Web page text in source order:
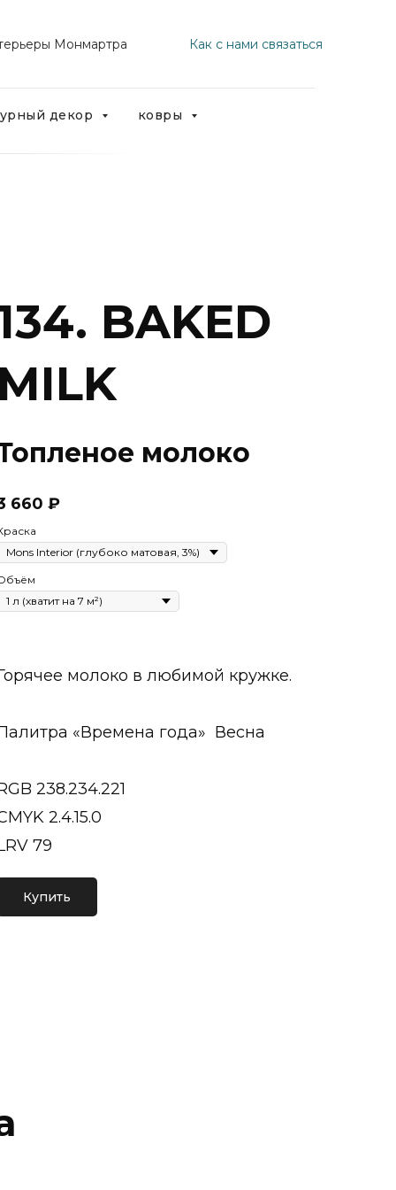
Монмартра Как с нами связаться
декор ковры
BAKED
молоко
660 ₽
молоко в любимой кружке.
«Времена года» Весна
238.234.221
2.4.15.0
79
Купить